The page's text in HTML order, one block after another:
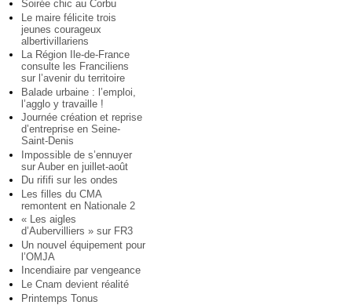
Soirée chic au Corbu
Le maire félicite trois
jeunes courageux
albertivillariens
La Région Ile-de-France
consulte les Franciliens
sur l’avenir du territoire
Balade urbaine : l’emploi,
l’agglo y travaille !
Journée création et reprise
d’entreprise en Seine-
Saint-Denis
Impossible de s’ennuyer
sur Auber en juillet-août
Du rififi sur les ondes
Les filles du CMA
remontent en Nationale 2
« Les aigles
d’Aubervilliers » sur FR3
Un nouvel équipement pour
l’OMJA
Incendiaire par vengeance
Le Cnam devient réalité
Printemps Tonus